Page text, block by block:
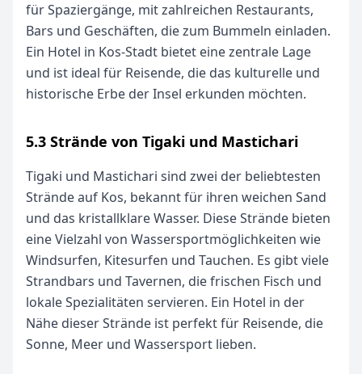
für Spaziergänge, mit zahlreichen Restaurants,
Bars und Geschäften, die zum Bummeln einladen.
Ein Hotel in Kos-Stadt bietet eine zentrale Lage
und ist ideal für Reisende, die das kulturelle und
historische Erbe der Insel erkunden möchten.
5.3 Strände von Tigaki und Mastichari
Tigaki und Mastichari sind zwei der beliebtesten
Strände auf Kos, bekannt für ihren weichen Sand
und das kristallklare Wasser. Diese Strände bieten
eine Vielzahl von Wassersportmöglichkeiten wie
Windsurfen, Kitesurfen und Tauchen. Es gibt viele
Strandbars und Tavernen, die frischen Fisch und
lokale Spezialitäten servieren. Ein Hotel in der
Nähe dieser Strände ist perfekt für Reisende, die
Sonne, Meer und Wassersport lieben.